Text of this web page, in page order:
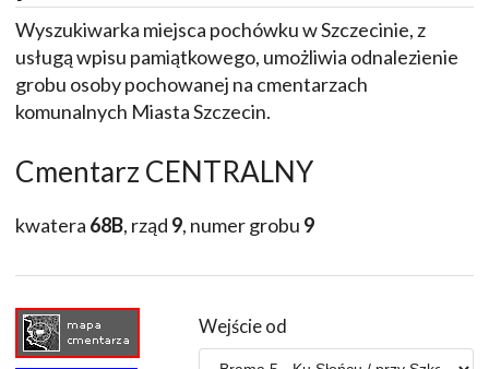
Wyszukiwarka miejsca pochówku w Szczecinie, z
usługą wpisu pamiątkowego, umożliwia odnalezienie
grobu osoby pochowanej na cmentarzach
komunalnych Miasta Szczecin.
Cmentarz CENTRALNY
kwatera 68B, rząd 9, numer grobu 9
Wejście od